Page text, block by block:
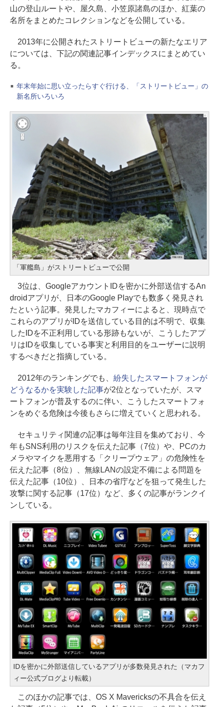
山の登山ルートや、屋久島、小笠原諸島のほか、紅葉の
名所をまとめたコレクションなどを公開している。
2013年に公開されたストリートビューの新たなエリア
については、下記の関連記事インデックスにまとめてい
る。
年末年始に思い立ったらすぐ行ける、「ストリートビュー」の
新名所いろいろ
「軍艦島」がストリートビューで公開
3位は、GoogleアカウントIDを密かに外部送信するAn
droidアプリが、日本のGoogle Playでも数多く発見され
たという記事。発見したマカフィーによると、現時点で
これらのアプリがIDを送信している目的は不明で、収集
したIDを不正利用している形跡もないが、こうしたアプ
リはIDを収集している事実と利用目的をユーザーに説明
するべきだと指摘している。
2012年のランキングでも、 紛失したスマートフォンが
どうなるかを実験した記事が2位となっていたが、スマ
ートフォンが普及するのに伴い、こうしたスマートフォ
ンをめぐる危険は今後もさらに増えていくと思われる。
セキュリティ関連の記事は毎年注目を集めており、今
年もSNS利用のリスクを伝えた記事（7位）や、PCのカ
メラやマイクを悪用する「クリープウェア」の危険性を
伝えた記事（8位）、無線LANの設定不備による問題を
伝えた記事（10位）、日本の省庁などを狙って発生した
攻撃に関する記事（17位）など、多くの記事がランクイ
ンしている。
IDを密かに外部送信しているアプリが多数発見された（マカフ
ィー公式ブログより転載）
このほかの記事では、OS X Mavericksの不具合を伝え